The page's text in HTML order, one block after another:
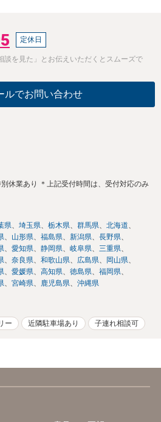
定休日
を見た」とお伝えいただくとスムーズで
ルでお問い合わせ
休業あり ＊上記受付時間は、受付対応のみ
県 埼玉県 栃木県 群馬県
北海道
山形県 福島県 新潟県
長野県
愛知県 静岡県 岐阜県
三重県
奈良県 和歌山県 広島県
岡山県
愛媛県 高知県 徳島県
福岡県
宮崎県 鹿児島県 沖縄県
ー 近隣駐車場あり 子連れ相談可